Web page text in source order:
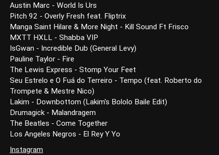
Austin Marc - World Is Urs
Pitch 92 - Overly Fresh feat. Fliptrix
Manga Saint Hilare & More Night - Kill Sound Ft Frisco
MXTT HXLL - Shabba VIP
IsGwan - Incredible Dub (General Levy)
Pauline Taylor - Fire
The Lewis Express - Stomp Your Feet
Seu Estrelo e O Fuá do Terreiro - Tempo (feat. Roberto do
Trompete & Mestre Nico)
Lakim - Downbottom (Lakim's Bololo Baile Edit)
Drumagick - Malandragem
The Beatles - Come Together
Los Angeles Negros - El Rey Y Yo
Instagram